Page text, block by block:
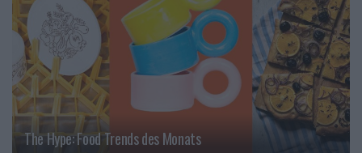
The Hype: Food Trends des Monats